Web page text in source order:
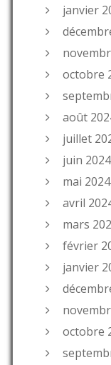
janvier
octobre
août
juillet
juin 2024
mai 2024
avril
mars
février
janvier
octobre